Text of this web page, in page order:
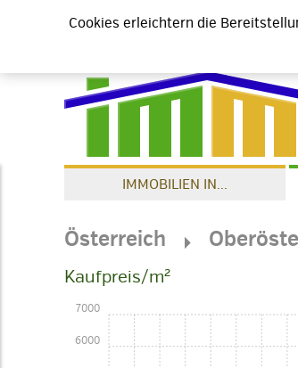
IMMOBILIEN IN...
Österreich
Kaufpreis/m²
6000
7000
Cookies erleichtern die